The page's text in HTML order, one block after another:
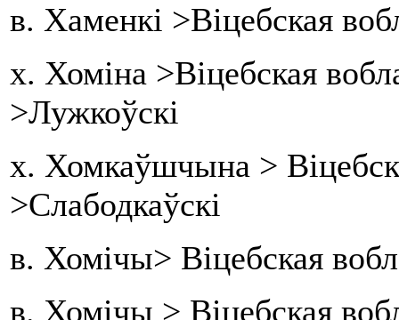
в. Хаменкі >Віцебская
х. Хоміна >Віцебская
>Лужкоўскі
х. Хомкаўшчына >
>Слабодкаўскі
в. Хомічы> Віцебская
в. Хомічы > Віцебская